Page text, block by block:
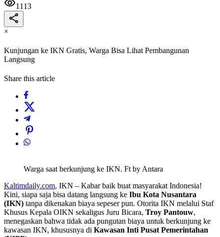
1113
×
Kunjungan ke IKN Gratis, Warga Bisa Lihat Pembangunan
Langsung
Share this article
Warga saat berkunjung ke IKN. Ft by Antara
Kaltimdaily.com, IKN – Kabar baik buat masyarakat Indonesia!
Kini, siapa saja bisa datang langsung ke Ibu Kota Nusantara
(IKN) tanpa dikenakan biaya sepeser pun. Otorita IKN melalui Staf
Khusus Kepala OIKN sekaligus Juru Bicara, Troy Pantouw,
menegaskan bahwa tidak ada pungutan biaya untuk berkunjung ke
kawasan IKN, khususnya di Kawasan Inti Pusat Pemerintahan